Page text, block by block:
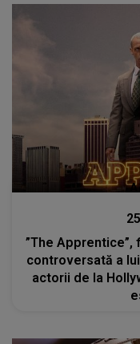
”The
controversată a
actorii de la